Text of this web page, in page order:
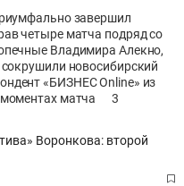
завершил
четыре матча подряд со
Владимира Алекно,
новосибирский
«БИЗНЕС Online» из
матча
3